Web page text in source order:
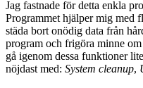
Jag fastnade för detta enkla
Programmet hjälper mig med
städa bort onödig data från
program och frigöra minne
gå igenom dessa funktioner
nöjdast med: System cleanup,